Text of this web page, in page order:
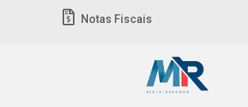
Notas Fiscais